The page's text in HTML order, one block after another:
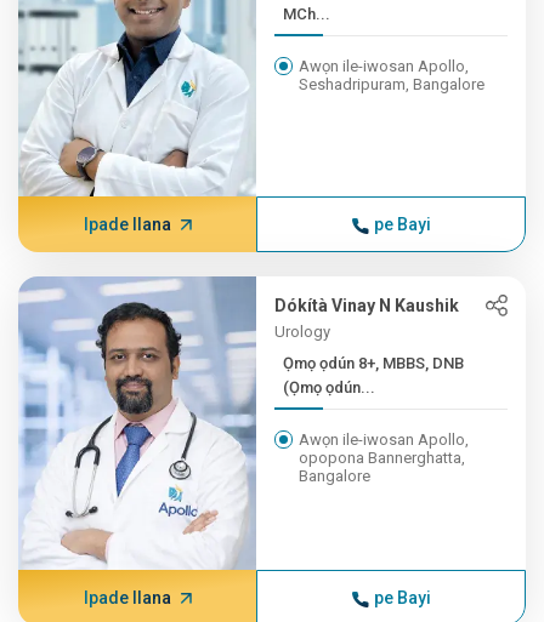
MCh...
Awọn ile-iwosan Apollo,
Seshadripuram, Bangalore
Ipade Ilana pe Bayi
Dókítà Vinay N Kaushik
Urology
Ọmọ ọdún 8+, MBBS, DNB
(Ọmọ ọdún...
Awọn ile-iwosan Apollo,
opopona Bannerghatta,
Bangalore
Ipade Ilana pe Bayi